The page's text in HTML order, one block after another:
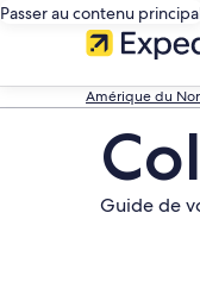
Passer au contenu
Amérique du
Guide de